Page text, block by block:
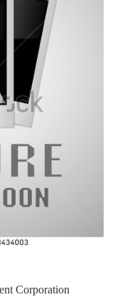
Corporation